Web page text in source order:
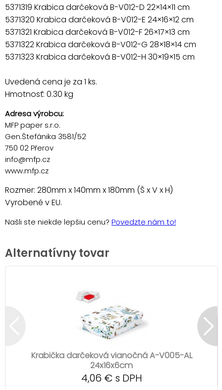
5371319 Krabica darčeková B-V012-D 22×14×11 cm
5371320 Krabica darčeková B-V012-E 24×16×12 cm
5371321 Krabica darčeková B-V012-F 26×17×13 cm
5371322 Krabica darčeková B-V012-G 28×18×14 cm
5371323 Krabica darčeková B-V012-H 30×19×15 cm
Uvedená cena je za 1 ks.
Hmotnosť: 0.30 kg
Adresa výrobcu:
MFP paper s.r.o.
Gen.Štefánika 3581/52
750 02 Přerov
info@mfp.cz
www.mfp.cz
Rozmer: 280mm x 140mm x 180mm (Š x V x H)
Vyrobené v EU.
Našli ste niekde lepšiu cenu? Povedzte nám to!
Alternatívny tovar
Krabička darčeková vianočná A-V005-AL
24x16x6cm
4,06 € s DPH